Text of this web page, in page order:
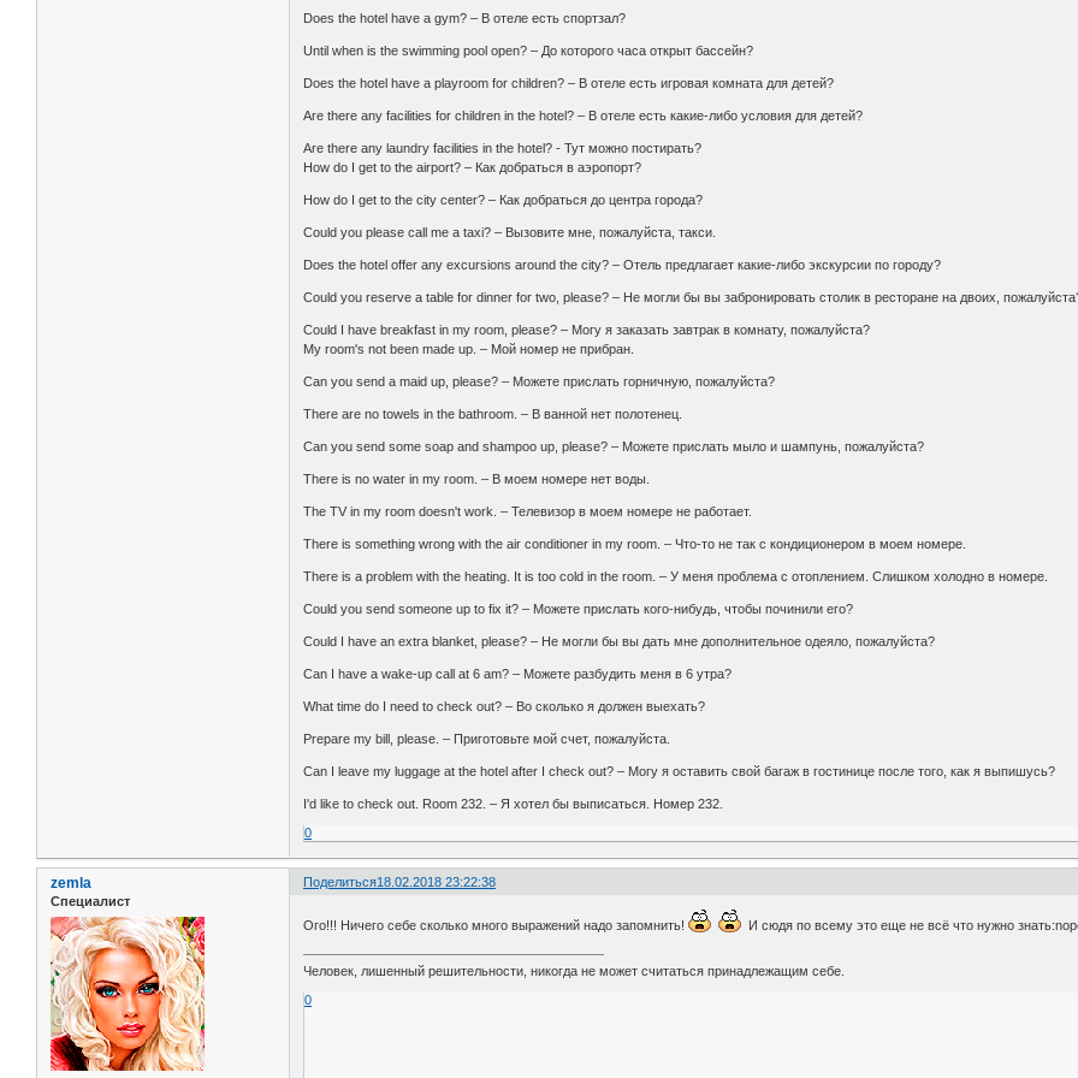
Does the hotel have a gym? – В отеле есть спортзал?
Until when is the swimming pool open? – До которого часа открыт бассейн?
Does the hotel have a playroom for children? – В отеле есть игровая комната для детей?
Are there any facilities for children in the hotel? – В отеле есть какие-либо условия для детей?
Are there any laundry facilities in the hotel? - Тут можно постирать?
How do I get to the airport? – Как добраться в аэропорт?
How do I get to the city center? – Как добраться до центра города?
Could you please call me a taxi? – Вызовите мне, пожалуйста, такси.
Does the hotel offer any excursions around the city? – Отель предлагает какие-либо экскурсии по городу?
Could you reserve a table for dinner for two, please? – Не могли бы вы забронировать столик в ресторане на двоих,
Could I have breakfast in my room, please? – Могу я заказать завтрак в комнату, пожалуйста?
My room's not been made up. – Мой номер не прибран.
Can you send a maid up, please? – Можете прислать горничную, пожалуйста?
There are no towels in the bathroom. – В ванной нет полотенец.
Can you send some soap and shampoo up, please? – Можете прислать мыло и шампунь, пожалуйста?
There is no water in my room. – В моем номере нет воды.
The TV in my room doesn't work. – Телевизор в моем номере не работает.
There is something wrong with the air conditioner in my room. – Что-то не так с кондиционером в моем номере.
There is a problem with the heating. It is too cold in the room. – У меня проблема с отоплением. Слишком холодно в номере.
Could you send someone up to fix it? – Можете прислать кого-нибудь, чтобы починили его?
Could I have an extra blanket, please? – Не могли бы вы дать мне дополнительное одеяло, пожалуйста?
Can I have a wake-up call at 6 am? – Можете разбудить меня в 6 утра?
What time do I need to check out? – Во сколько я должен выехать?
Prepare my bill, please. – Приготовьте мой счет, пожалуйста.
Can I leave my luggage at the hotel after I check out? – Могу я оставить свой багаж в гостинице после того, как я выпишусь?
I'd like to check out. Room 232. – Я хотел бы выписаться. Номер 232.
0
Поделиться18.02.2018 23:22:38
zemla
Специалист
Ого!!! Ничего себе сколько много выражений надо запомнить! И сюдя по всему это еще не всё что нужно
Человек, лишенный решительности, никогда не может считаться принадлежащим себе.
0